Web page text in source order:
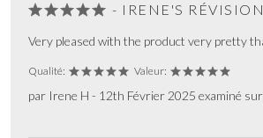
- IRENE'S RÉVISION
Very pleased with the product very pretty
Qualité: Valeur:
par Irene H - 12th Février 2025 examiné